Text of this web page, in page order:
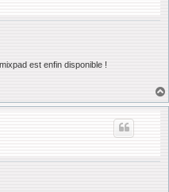
est enfin disponible !